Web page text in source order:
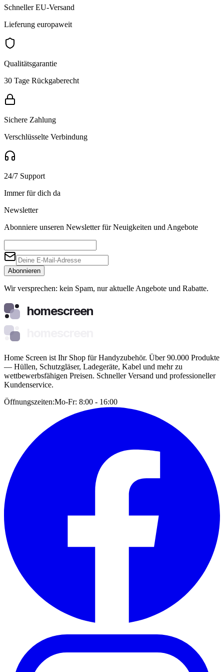
Schneller EU-Versand
Lieferung europaweit
Qualitätsgarantie
30 Tage Rückgaberecht
Sichere Zahlung
Verschlüsselte Verbindung
24/7 Support
Immer für dich da
Newsletter
Abonniere unseren Newsletter für Neuigkeiten und Angebote
Abonnieren
Wir versprechen: kein Spam, nur aktuelle Angebote und Rabatte.
homescreen
Home Screen ist Ihr Shop für Handyzubehör. Über 90.000 Produkte
— Hüllen, Schutzgläser, Ladegeräte, Kabel und mehr zu
wettbewerbsfähigen Preisen. Schneller Versand und professioneller
Kundenservice.
Öffnungszeiten:Mo-Fr: 8:00 - 16:00